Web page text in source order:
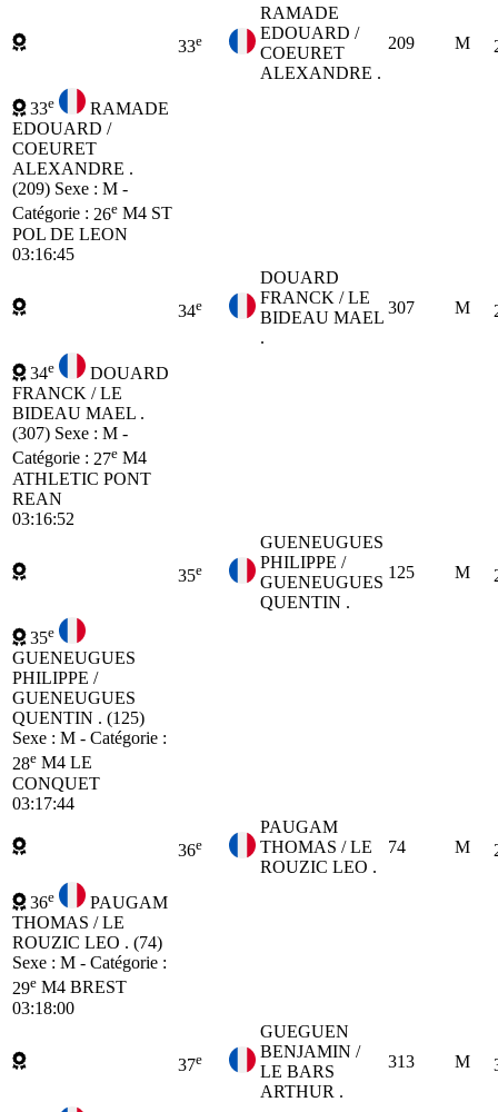
33e
RAMADE
EDOUARD /
COEURET
ALEXANDRE .
209 M
33e
RAMADE
EDOUARD /
COEURET
ALEXANDRE .
(209) Sexe : M -
Catégorie : 26e M4 ST
POL DE LEON
03:16:45
34e
DOUARD
FRANCK / LE
BIDEAU MAEL
.
307 M
34e
DOUARD
FRANCK / LE
BIDEAU MAEL .
(307) Sexe : M -
Catégorie : 27e M4
ATHLETIC PONT
REAN
03:16:52
35e
GUENEUGUES
PHILIPPE /
GUENEUGUES
QUENTIN .
125 M
35e
GUENEUGUES
PHILIPPE /
GUENEUGUES
QUENTIN . (125)
Sexe : M - Catégorie :
28e M4 LE
CONQUET
03:17:44
36e
PAUGAM
THOMAS / LE
ROUZIC LEO .
74 M
36e
PAUGAM
THOMAS / LE
ROUZIC LEO . (74)
Sexe : M - Catégorie :
29e M4 BREST
03:18:00
37e
GUEGUEN
BENJAMIN /
LE BARS
ARTHUR .
313 M